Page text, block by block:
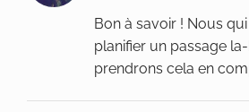
Bon à savoir ! Nous
planifier un passage
prendrons cela en